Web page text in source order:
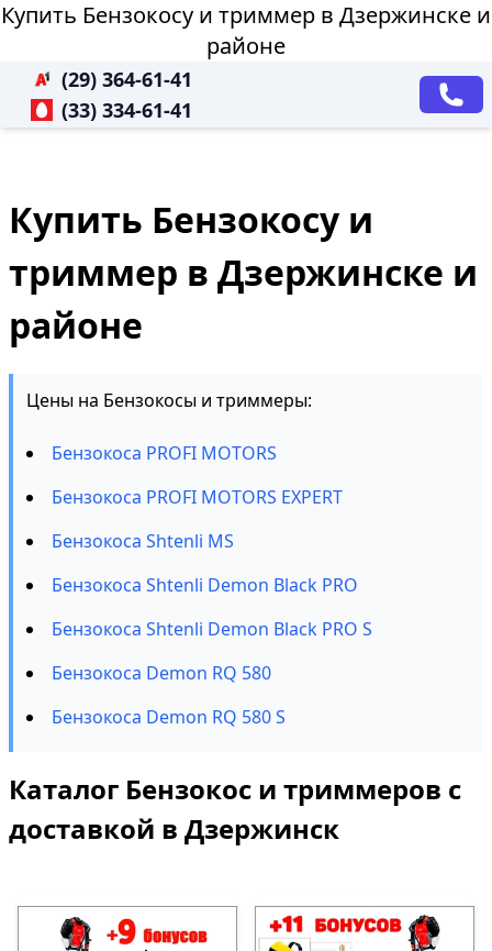
Купить Бензокосу и триммер в Дзержинске и
районе
(29) 364-61-41
(33) 334-61-41
Купить Бензокосу и
триммер в Дзержинске и
районе
Цены на Бензокосы и триммеры:
Бензокоса PROFI MOTORS
Бензокоса PROFI MOTORS EXPERT
Бензокоса Shtenli MS
Бензокоса Shtenli Demon Black PRO
Бензокоса Shtenli Demon Black PRO S
Бензокоса Demon RQ 580
Бензокоса Demon RQ 580 S
Каталог Бензокос и триммеров с
доставкой в Дзержинск